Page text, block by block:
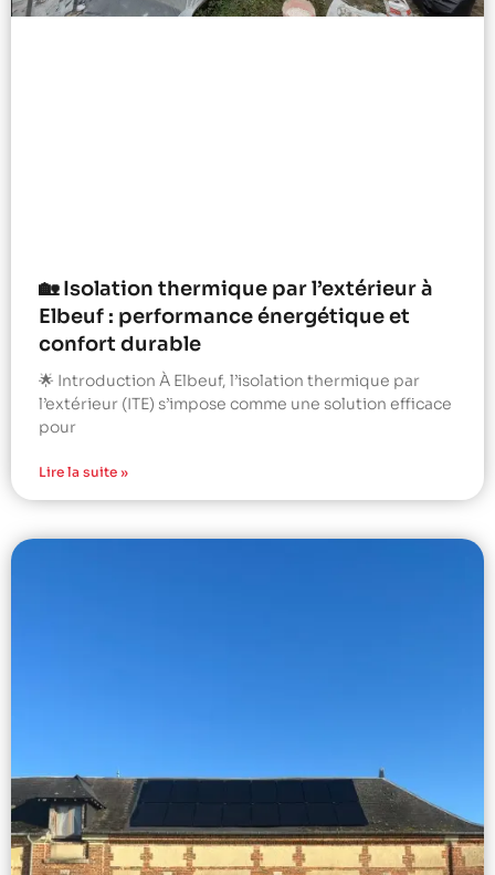
🏡 Isolation thermique par l’extérieur à
Elbeuf : performance énergétique et
confort durable
🌟 Introduction À Elbeuf, l’isolation thermique par
l’extérieur (ITE) s’impose comme une solution efficace
pour
Lire la suite »